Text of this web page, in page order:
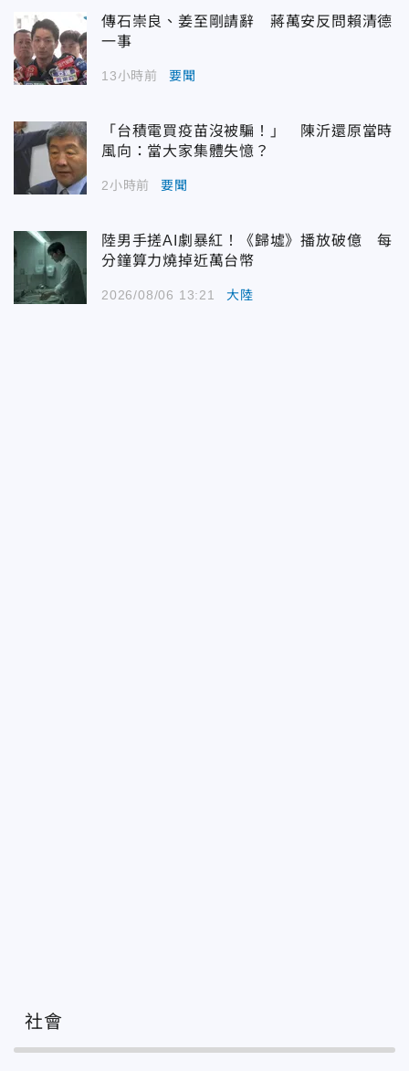
傳石崇良、姜至剛請辭 蔣萬安反問賴清德
一事
13小時前 要聞
「台積電買疫苗沒被騙！」 陳沂還原當時
風向：當大家集體失憶？
2小時前 要聞
陸男手搓AI劇暴紅！《歸墟》播放破億 每
分鐘算力燒掉近萬台幣
2026/08/06 13:21 大陸
社會